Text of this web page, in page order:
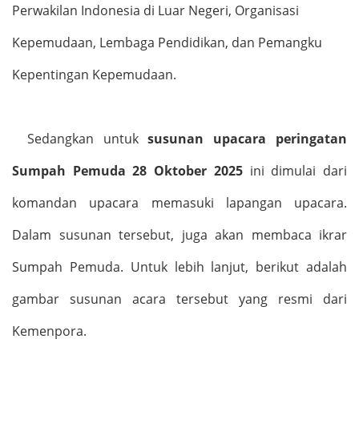
Perwakilan Indonesia di Luar Negeri, Organisasi
Kepemudaan, Lembaga Pendidikan, dan Pemangku
Kepentingan Kepemudaan.
Sedangkan untuksusunan upacara peringatan
Sumpah Pemuda 28 Oktober 2025ini dimulai dari
komandan upacara memasuki lapangan upacara.
Dalam susunan tersebut, juga akan membaca ikrar
Sumpah Pemuda. Untuk lebih lanjut, berikut adalah
gambar susunan acara tersebut yang resmi dari
Kemenpora.